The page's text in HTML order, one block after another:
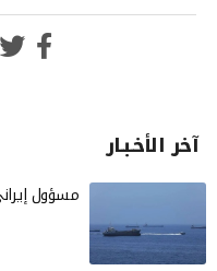
آخر الأخـبـار
مسؤول